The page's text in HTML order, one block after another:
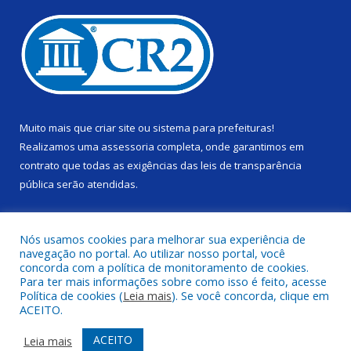
Muito mais que criar site ou sistema para prefeituras!
Realizamos uma assessoria completa, onde garantimos em
contrato que todas as exigências das leis de transparência
pública serão atendidas.
Todos os direitos reservados a Câmara Municipal de Alenquer.
Mapa do Site
Acessar Área Administrativa
Nós usamos cookies para melhorar sua experiência de
navegação no portal. Ao utilizar nosso portal, você
concorda com a política de monitoramento de cookies.
Para ter mais informações sobre como isso é feito, acesse
Política de cookies (Leia mais). Se você concorda, clique em
ACEITO.
Leia mais
ACEITO